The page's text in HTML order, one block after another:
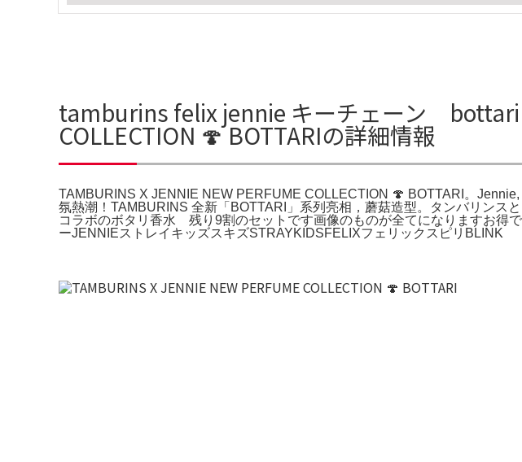
tamburins felix jennie キーチェーン bottari
COLLECTION 🍄 BOTTARIの詳細情報
TAMBURINS X JENNIE NEW PERFUME COLLECTION 🍄 BOTTARI。
氛熱潮！TAMBURINS 全新「BOTTARI」系列亮相，蘑菇造型。タンバリン
コラボのボタリ香水 残り9割のセットです画像のものが全てになりますお得
ーJENNIEストレイキッズスキズSTRAYKIDSFELIXフェリックスピリBLINK